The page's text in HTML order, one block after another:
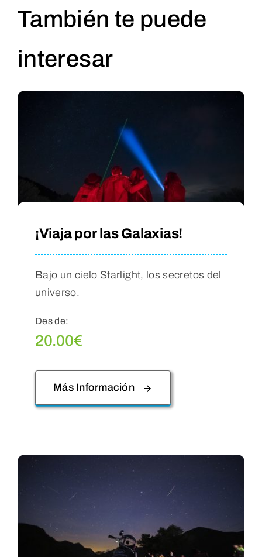
También te puede
interesar
¡Viaja por las Galaxias!
Bajo un cielo Starlight, los secretos del
universo.
Des de:
20.00€
Más Información